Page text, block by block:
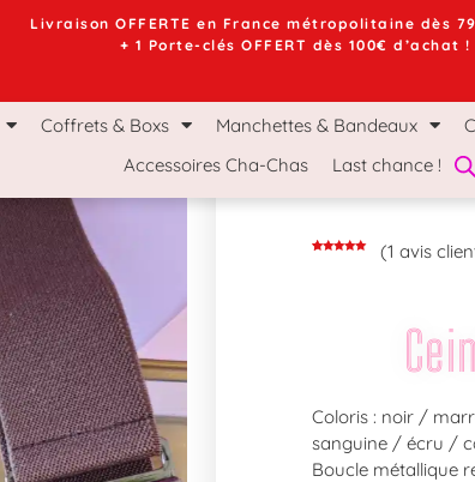
Livraison OFFERTE en France métropolitaine dès
+ 1 Porte-clés OFFERT dès 100€ d’achat !
Manchettes & Bandeaux Carte Cadeau
Coffrets & Boxs Manchettes & Bandeaux
Accessoires Cha-Chas
Last chance !
(1 avis
Coloris : noir /
sanguine / écru /
Boucle métallique